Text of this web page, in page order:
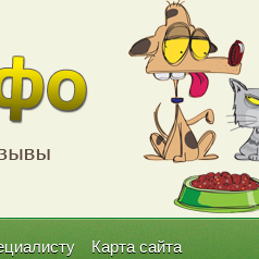
Карта сайта